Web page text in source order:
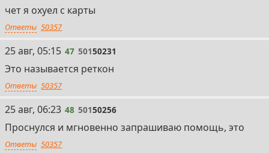
чет я охуел с карты
Ответы 50357
47
25 авг, 05:15 47 50150231
Это называется реткон
Ответы 50357
48
25 авг, 06:23 48 50150256
Проснулся и мгновенно запрашиваю помощь, это
Ответы 50357